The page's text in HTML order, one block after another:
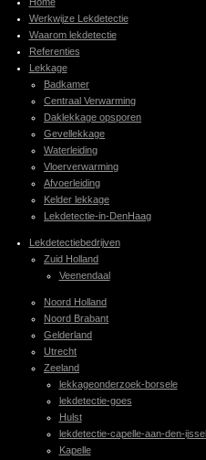
Home
Werkwijze Lekdetectie
Waarom lekdetectie
Referenties
Lekkage
Badkamer
Centraal Verwarming
Daklekkage opsporen
Gevellekkage
Waterleiding
Vloerverwarming
Afvoerleiding
Kelder lekkage
Lekdetectie-in-DenHaag
Lekdetectiebedrijven
Zuid Holland
Veenendaal
Noord Holland
Noord Brabant
Gelderland
Utrecht
Zeeland
lekkageonderzoek-borsele
lekdetectie-goes
Hulst
lekdetectie-capelle-aan-den-ijssel
Kapelle